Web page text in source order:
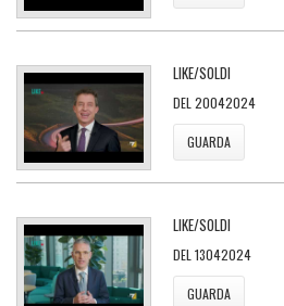
LIKE/SOLDI
DEL 20042024
GUARDA
LIKE/SOLDI
DEL 13042024
GUARDA